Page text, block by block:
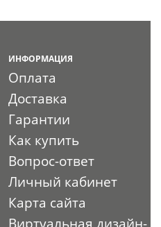
ИНФОРМАЦИЯ
Оплата
Доставка
Гарантии
Как купить
Вопрос-ответ
Личный кабинет
Карта сайта
Виртуальная дизайн-